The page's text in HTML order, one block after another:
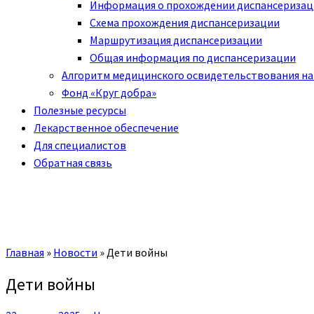
Информация о прохождении
Схема прохождения диспансеризации
Маршрутизация диспансеризации
Общая информация по диспансеризации
Алгоритм медицинского освидетельствования
Фонд «Круг добра»
Полезные ресурсы
Лекарственное обеспечение
Для специалистов
Обратная связь
Главная » Новости »Дети войны
Дети войны